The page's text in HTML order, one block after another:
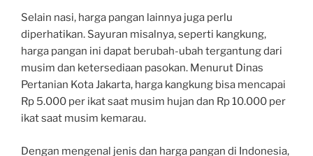
Selain nasi, harga pangan lainnya juga perlu
diperhatikan. Sayuran misalnya, seperti kangkung,
harga pangan ini dapat berubah-ubah tergantung dari
musim dan ketersediaan pasokan. Menurut Dinas
Pertanian Kota Jakarta, harga kangkung bisa mencapai
Rp 5.000 per ikat saat musim hujan dan Rp 10.000 per
ikat saat musim kemarau.
Dengan mengenal jenis dan harga pangan di Indonesia,